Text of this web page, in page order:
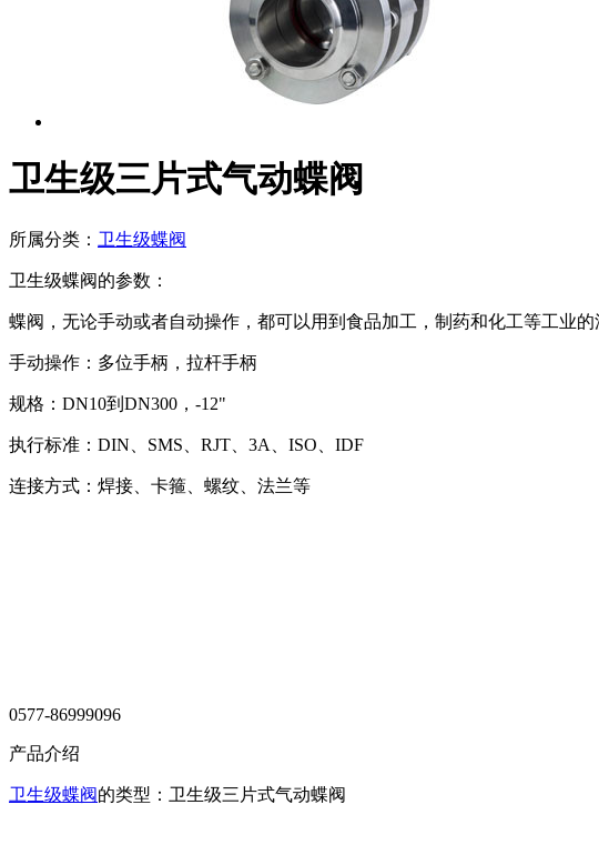
卫生级三片式气动蝶阀
所属分类： 卫生级蝶阀
卫生级蝶阀的参数：
蝶阀，无论手动或者自动操作，都可以用到食品加工，制药和化工等工业的
手动操作：多位手柄，拉杆手柄
规格：DN10到DN300，-12"
执行标准：DIN、SMS、RJT、3A、ISO、IDF
连接方式：焊接、卡箍、螺纹、法兰等
0577-86999096
产品介绍
卫生级蝶阀的类型：卫生级三片式气动蝶阀